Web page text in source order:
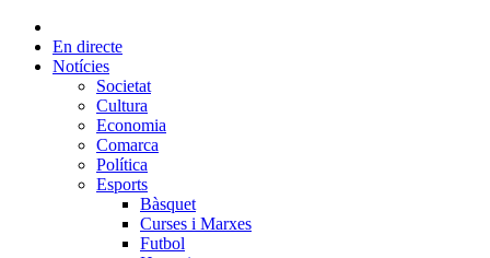
En directe
Notícies
Societat
Cultura
Economia
Comarca
Política
Esports
Bàsquet
Curses i Marxes
Futbol